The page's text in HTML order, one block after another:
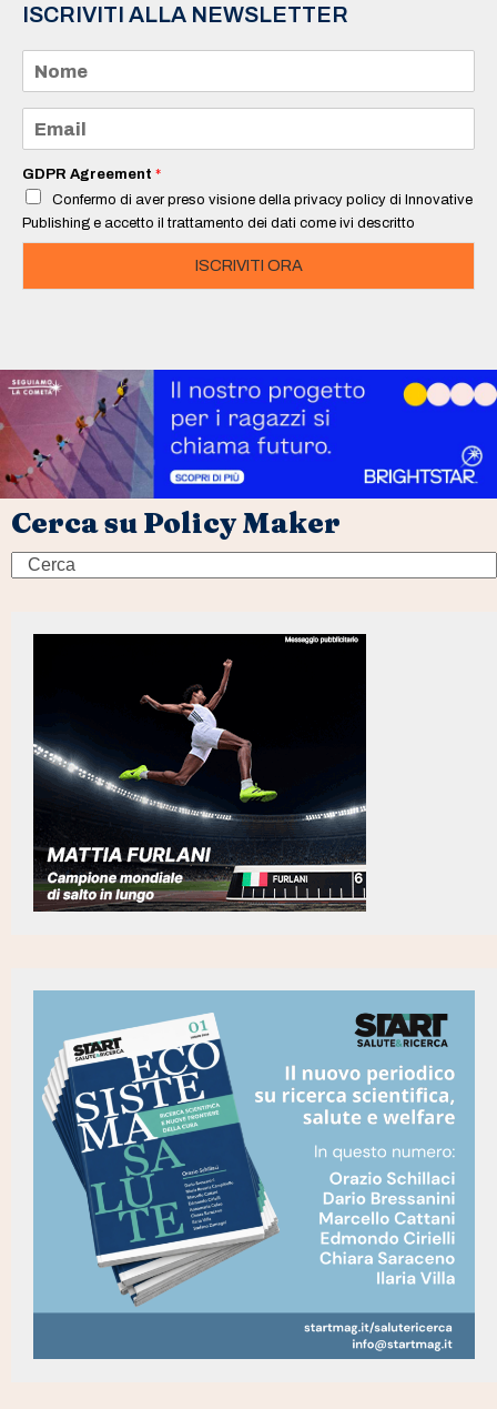
ISCRIVITI ALLA NEWSLETTER
m
e
a
i
*
GDPR Agreement *
Confermo di aver preso visione della privacy policy di Innovative
Publishing e accetto il trattamento dei dati come ivi descritto
ISCRIVITI ORA
Cerca su Policy Maker
Search